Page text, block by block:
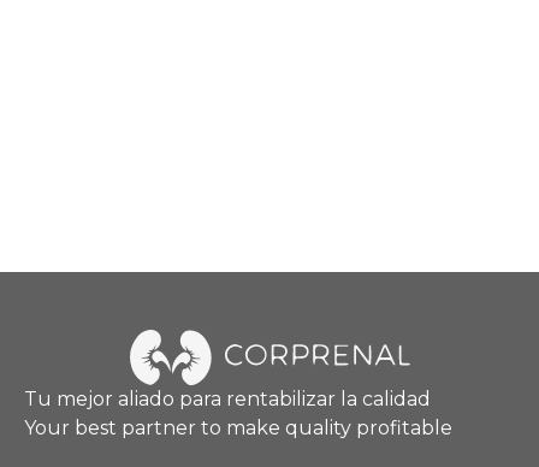
Tu mejor aliado para rentabilizar la calidad
Your best partner to make quality profitable